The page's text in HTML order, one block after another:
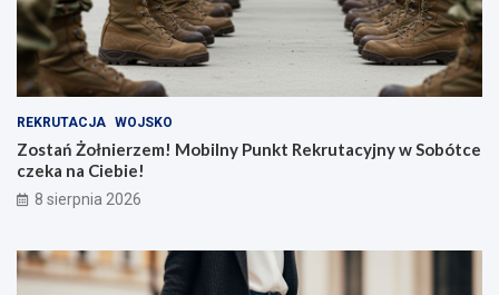
REKRUTACJA WOJSKO
Zostań Żołnierzem! Mobilny Punkt Rekrutacyjny w Sobótce
czeka na Ciebie!
8 sierpnia 2026